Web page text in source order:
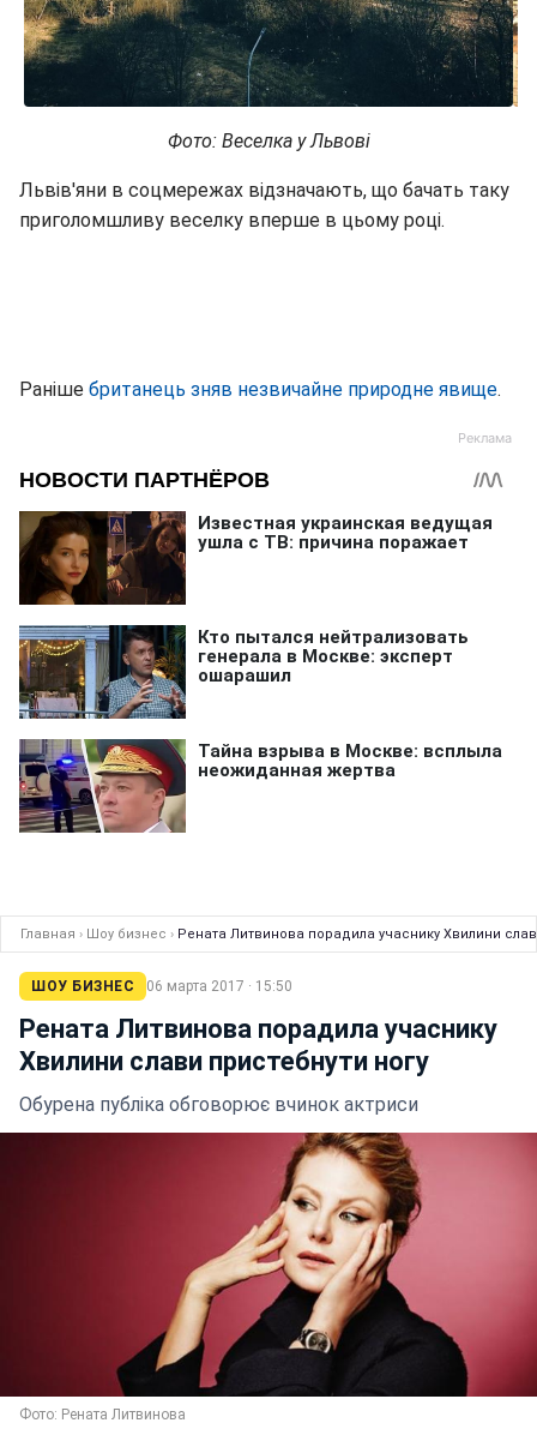
Фото: Веселка у Львові
Львів'яни в соцмережах відзначають, що бачать таку
приголомшливу веселку вперше в цьому році.
Раніше британець зняв незвичайне природне явище.
Главная › Шоу бизнес › Рената Литвинова порадила учаснику Хвилини
ШОУ БИЗНЕС 06 марта 2017 · 15:50
Рената Литвинова порадила учаснику
Хвилини слави пристебнути ногу
Обурена публіка обговорює вчинок актриси
Фото: Рената Литвинова